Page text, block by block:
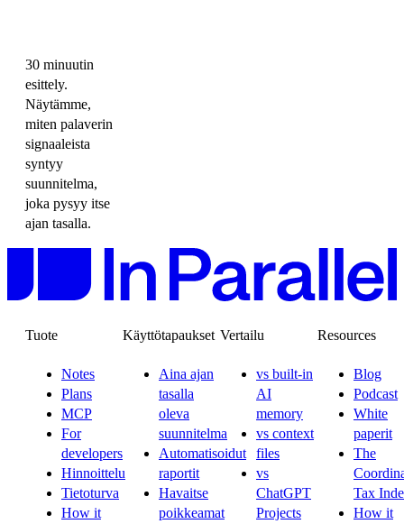
30 minuutin
esittely.
Näytämme,
miten palaverin
signaaleista
syntyy
suunnitelma,
joka pysyy itse
ajan tasalla.
Tuote
Notes
Plans
MCP
For
developers
Hinnoittelu
Tietoturva
How it
Käyttötapaukset
Aina ajan
tasalla
oleva
suunnitelma
Automatisoidut
raportit
Havaitse
poikkeamat
Vertailu
vs built-in
AI
memory
vs context
files
vs
ChatGPT
Projects
Resources
Blog
Podcast
White
paperit
The
Tax
How it